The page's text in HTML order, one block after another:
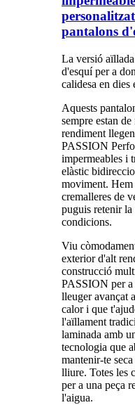
pantalons
La versió
d'esquí per a
calidesa en dies
Aquests
sempre estan
rendiment
PASSION
impermeables i
elàstic
moviment.
cremalleres de
puguis retenir
condicions.
Viu
exterior d'alt
construcció
PASSION per a
lleuger avançat
calor i que
l'aïllament
laminada amb
tecnologia que
mantenir-te
lliure. Totes les
per a una peça
l'aigua.